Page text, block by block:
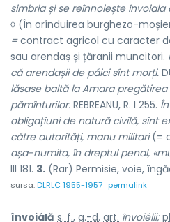
simbria și se reînnoiește învoiala
◊ (În orînduirea burghezo-
=contract agricol cu caracter
sau arendaș și țăranii muncitori.
că arendașii de páici sînt morți.
lăsase baltă la Amara
pămînturilor. REBREANU, R. I 255.
obligațiuni de natură civilă, sînt
către autorități, manu militari(=
așa-numita, în dreptul penal,
III 181. 3. (Rar) Permisie, voie,
sursa:DLRLC 1955-1957 permalink
învoiálă s. f., g.-d. art. învoiélii;